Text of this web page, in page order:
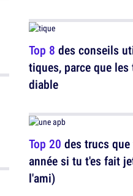
Top 8 des conseils
tiques, parce que
diable
Top 20 des trucs
année si tu t'es fait
l'ami)